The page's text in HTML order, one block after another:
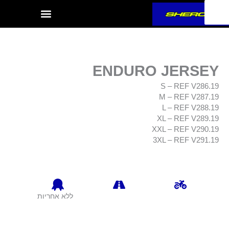
ENDURO JERSEY
S – REF V286.19
M – REF V287.19
L – REF V288.19
XL – REF V289.19
XXL – REF V290.19
3XL – REF V291.19
ללא אחריות